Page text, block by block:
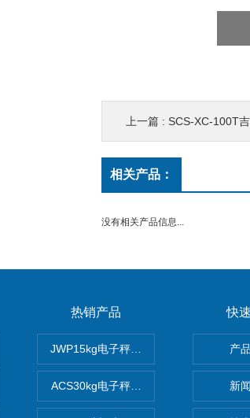
上一篇 : SCS-XC-100T吉林
相关产品：
没有相关产品信息...
热销产品
JWP15kg电子秤价格,15公斤电子秤价钱
ACS30kg电子秤价格,30公斤电子秤价钱
快
产
新